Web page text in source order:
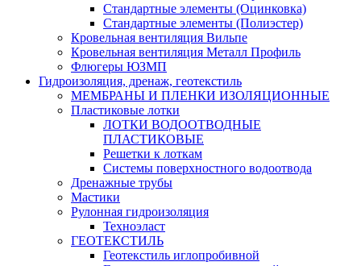
Стандартные элементы (Оцинковка)
Стандартные элементы (Полиэстер)
Кровельная вентиляция Вильпе
Кровельная вентиляция Металл Профиль
Флюгеры ЮЗМП
Гидроизоляция, дренаж, геотекстиль
МЕМБРАНЫ И ПЛЕНКИ ИЗОЛЯЦИОННЫЕ
Пластиковые лотки
ЛОТКИ ВОДООТВОДНЫЕ
ПЛАСТИКОВЫЕ
Решетки к лоткам
Системы поверхностного водоотвода
Дренажные трубы
Мастики
Рулонная гидроизоляция
Техноэласт
ГЕОТЕКСТИЛЬ
Геотекстиль иглопробивной